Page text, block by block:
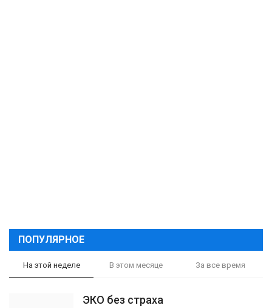
ПОПУЛЯРНОЕ
На этой неделе В этом месяце За все время
ЭКО без страха